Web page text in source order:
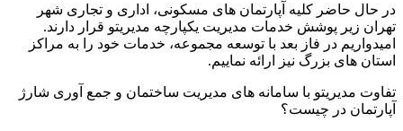
در حال حاضر کلیه آپارتمان های مسکونی، اداری و تجاری شهر
تهران زیر پوشش خدمات مدیریت یکپارچه مدیریتو قرار دارند.
امیدواریم در فاز بعد با توسعه مجموعه، خدمات خود را به مراکز
استان های بزرگ نیز ارائه نماییم.
تفاوت مدیریتو با سامانه های مدیریت ساختمان و جمع آوری شارژ
آپارتمان در چیست؟